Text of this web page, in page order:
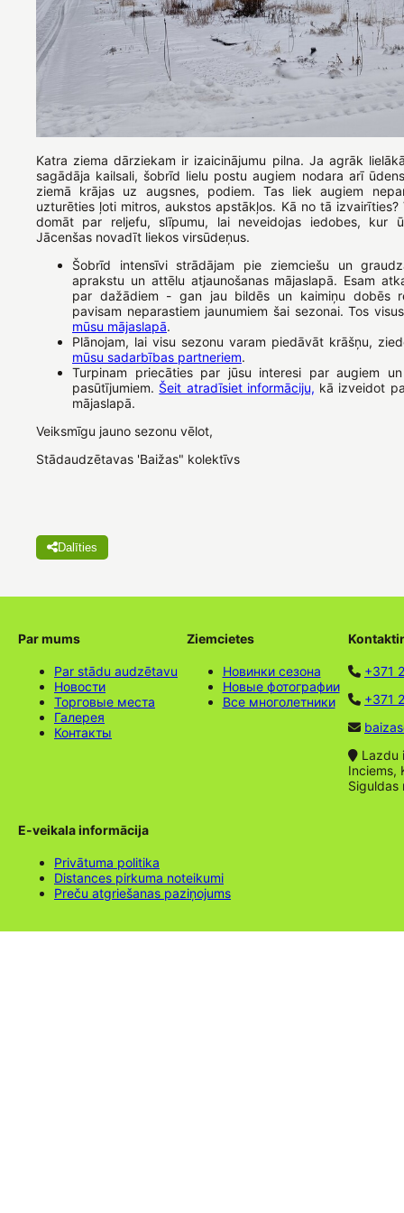
Katra ziema dārziekam ir izaicinājumu pilna. Ja agrāk
sagādāja kailsali, šobrīd lielu postu augiem nodara arī
ziemā krājas uz augsnes, podiem. Tas liek augiem
uzturēties ļoti mitros, aukstos apstākļos. Kā no tā izvairīties?
domāt par reljefu, slīpumu, lai neveidojas iedobes, kur
Jācenšas novadīt liekos virsūdeņus.
Šobrīd intensīvi strādājam pie ziemciešu un
aprakstu un attēlu atjaunošanas mājaslapā. Esam
par dažādiem - gan jau bildēs un kaimiņu dobēs
pavisam neparastiem jaunumiem šai sezonai. Tos
mūsu mājaslapā.
Plānojam, lai visu sezonu varam piedāvāt krāšņu,
mūsu sadarbības partneriem.
Turpinam priecāties par jūsu interesi par augiem
pasūtījumiem. Šeit atradīsiet informāciju, kā izveidot
mājaslapā.
Veiksmīgu jauno sezonu vēlot,
Stādaudzētavas 'Baižas" kolektīvs
Dalīties
Par mums
Par stādu audzētavu
Новости
Торговые места
Галерея
Контакты
Ziemcietes
Новинки сезона
Новые фотографии
Все многолетники
+371
+371
Lazdu
Inciems,
Siguldas
E-veikala informācija
Privātuma politika
Distances pirkuma noteikumi
Preču atgriešanas paziņojums